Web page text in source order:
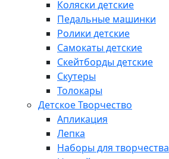
Коляски детские
Педальные машинки
Ролики детские
Самокаты детские
Скейтборды детские
Скутеры
Толокары
Детское Творчество
Апликация
Лепка
Наборы для творчества